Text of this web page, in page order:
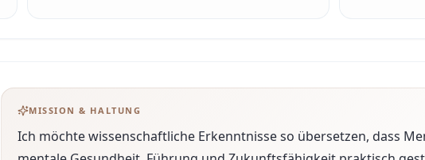
MISSION & HALTUNG
Ich möchte wissenschaftliche Erkenntnisse so übersetzen, dass